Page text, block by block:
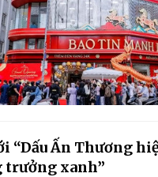
“Dấu Ấn Thương
trưởng xanh”